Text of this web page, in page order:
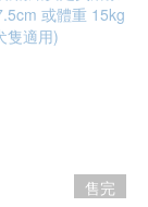
售完